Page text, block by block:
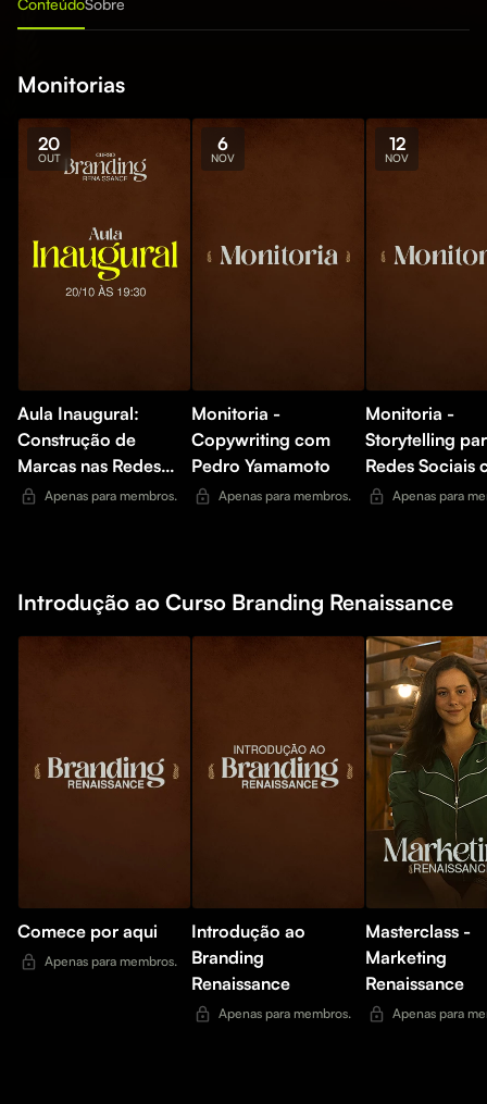
ConteúdoSobre
Monitorias
20
OUT
Aula Inaugural:
Construção de
Marcas nas Redes
Sociais
Apenas para membros.
6
NOV
Monitoria -
Copywriting com
Pedro Yamamoto
Apenas para membros.
12
NOV
Monitoria -
Storytelling
Redes Sociais
Hanah
Apenas para
Introdução ao Curso Branding Renaissance
Comece por aqui
Apenas para membros.
Introdução ao
Branding
Renaissance
Apenas para membros.
Masterclass -
Marketing
Renaissance
Apenas para